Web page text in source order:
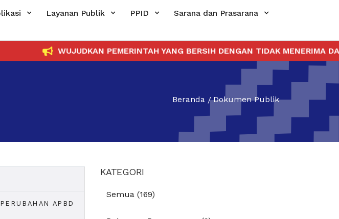
Layanan Publik PPID
Sarana dan Prasarana
WUJUDKAN PEMERINTAH YANG BERSIH DENGAN TIDAK MENERIMA DAN
Beranda Dokumen Publik
APBD
KATEGORI
Semua (169)